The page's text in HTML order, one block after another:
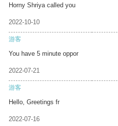
Horny Shriya called you
2022-10-10
游客
You have 5 minute oppor
2022-07-21
游客
Hello, Greetings fr
2022-07-16